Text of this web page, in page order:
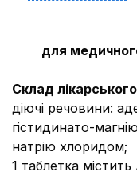
для
Склад
діючі речовини:
гістидинато-
натрію хлоридом;
1 таблетка